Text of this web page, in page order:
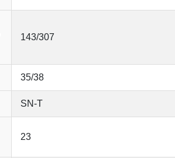
143/307
35/38
SN-T
23